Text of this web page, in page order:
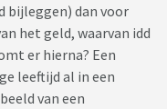
bijleggen) dan voor
het geld, waarvan idd
er hierna? Een
leeftijd al in een
van een